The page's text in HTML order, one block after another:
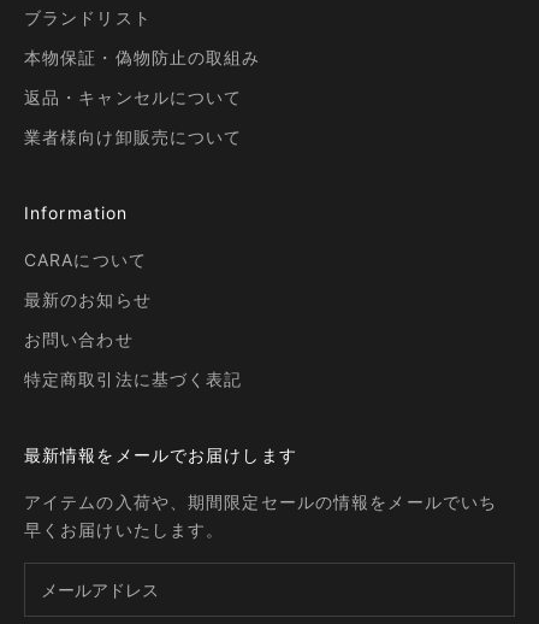
ブランドリスト
本物保証・偽物防止の取組み
返品・キャンセルについて
業者様向け卸販売について
Information
CARAについて
最新のお知らせ
お問い合わせ
特定商取引法に基づく表記
最新情報をメールでお届けします
アイテムの入荷や、期間限定セールの情報をメールでいち
早くお届けいたします。